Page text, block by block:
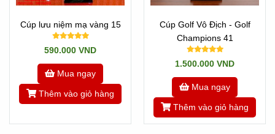
Cúp lưu niệm mạ vàng 15
590.000 VND
Mua ngay
Thêm vào giỏ hàng
Cúp Golf Vô Địch - Golf
Champions 41
1.500.000 VND
Mua ngay
Thêm vào giỏ hàng